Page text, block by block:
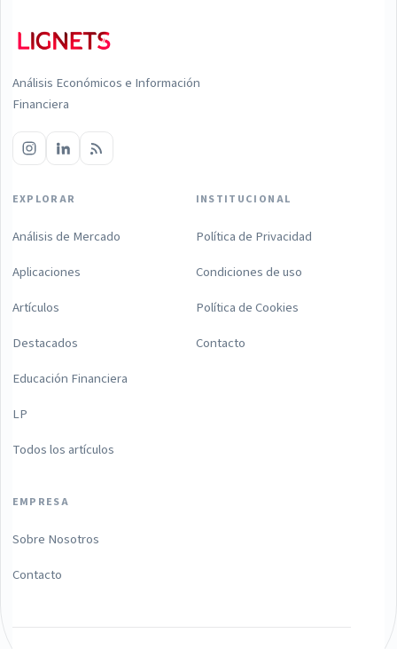
Análisis Económicos e Información
Financiera
EXPLORAR
Análisis de Mercado
Aplicaciones
Artículos
Destacados
Educación Financiera
LP
Todos los artículos
INSTITUCIONAL
Política de Privacidad
Condiciones de uso
Política de Cookies
Contacto
EMPRESA
Sobre Nosotros
Contacto